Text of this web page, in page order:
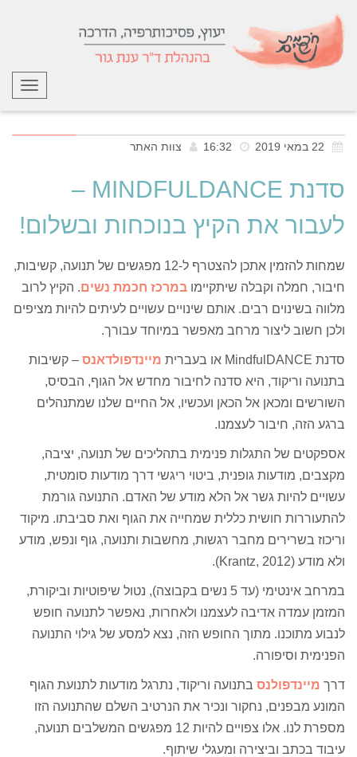
צוות האתר
סדנת MINDFULDANCE –
לעבור את הקיץ בנוכחות ובשלום!
שמחות להזמין אתכן להצטרף ל-12 מפגשים של תנועה, קשיבות,
חיבור, חמלה וקבלה שיתקיימו במרכז חכמת נשים. הקיץ לרוב
מלווה בשינוים רבים. אותם שינויים עשויים לעיתים להיות מציפים
ולכן חשוב ליצור מרחב מאפשר במיוחד עבורך.
סדנת MindfulDANCE או בעברית מיינדפולדאנס – קשיבות
בתנועה וריקוד, היא סדנה לחיבור מחדש אל הגוף, הבסיס,
השורשים ומכאן אל הכאן ועכשיו, אל החיים שלנו שמתנהלים
ברגע הזה, חיבור לעצמנו.
אספקטים של התגלות פנימית בתהליכים של תנועה, יציבה,
מקצבים, מודעות גופנית, ביטוי ריגשי דרך מודעות סומטית,
עשויים להיות גשר אל הלא מודע של האדם. התנועה גורמת
להתעוררות חושית כללית שמחייה את הגוף ואת סביבתו. מיקוד
וריכוז בשרירים מחבר רגשות, מחשבות ותנועה, גוף ונפש, מודע
ולא מודע (Krantz, 2012).
במרחב אינטימי (עד 5 נשים בקבוצה), נטול שיפוטיות וביקורת,
המזמן עמדה אדיבה לעצמנו ולאחרות, נאפשר לתנועה חופש
לנבוע מתוכנו. מתוך החופש הזה, נצא למסע של גילוי התנועה
הפנימית וסיפורה.
דרך מיינדפולנס בתנועה וריקוד, נתרגל מודעות לתנועת הגוף
המונע מבפנים, נחקור ונכיר את הנרטיב השלם שהתנועה הזו
מספרת לנו. אלו צפויים להיות 12 מפגשים המשלבים תנועה,
עיבוד בכתב וביצירה ומעגלי שיתוף.